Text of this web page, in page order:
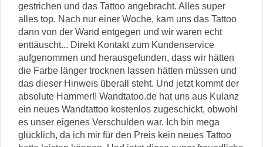
gestrichen und das Tattoo angebracht. Alles super
alles top. Nach nur einer Woche, kam uns das Tattoo
dann von der Wand entgegen und wir waren echt
enttäuscht... Direkt Kontakt zum Kundenservice
aufgenommen und herausgefunden, dass wir hätten
die Farbe länger trocknen lassen hätten müssen und
das dieser Hinweis überall steht. Und jetzt kommt der
absolute Hammer!! Wandtatoo.de hat uns aus Kulanz
ein neues Wandtattoo kostenlos zugeschickt, obwohl
es unser eigenes Verschulden war. Ich bin mega
glücklich, da ich mir für den Preis kein neues Tattoo